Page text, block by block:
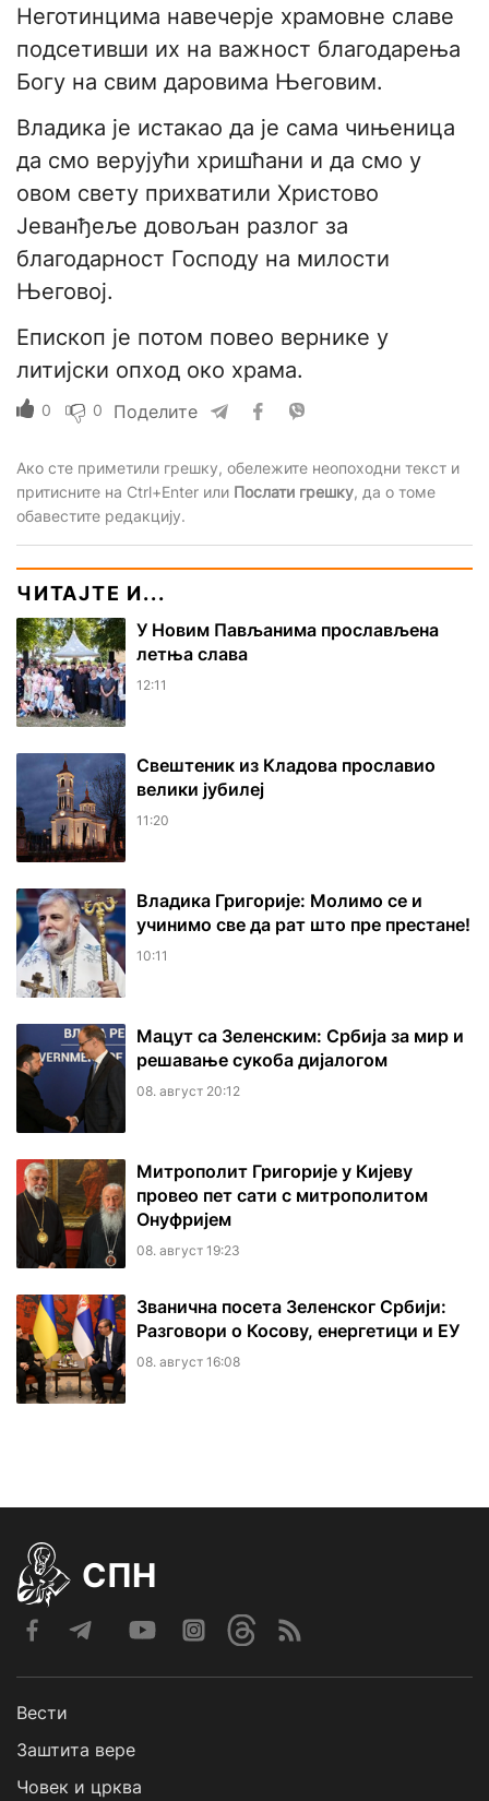
Неготинцима навечерје храмовне славе
подсетивши их на важност благодарења
Богу на свим даровима Његовим.
Владика је истакао да је сама чињеница
да смо верујући хришћани и да смо у
овом свету прихватили Христово
Јеванђеље довољан разлог за
благодарност Господу на милости
Његовој.
Епископ је потом повео вернике у
литијски опход око храма.
0 0 Поделите
Ако сте приметили грешку, обележите неопоходни текст и
притисните на Ctrl+Enter или Послати грешку, да о томе
обавестите редакцију.
ЧИТАЈТЕ И...
У Новим Пављанима прослављена
летња слава
12:11
Свештеник из Кладова прославио
велики јубилеј
11:20
Владика Григорије: Молимо се и
учинимо све да рат што пре престане!
10:11
Мацут са Зеленским: Србија за мир и
решавање сукоба дијалогом
08. август 20:12
Митрополит Григорије у Кијеву
провео пет сати с митрополитом
Онуфријем
08. август 19:23
Званична посета Зеленског Србији:
Разговори о Косову, енергетици и ЕУ
08. август 16:08
СПН
Вести
Заштита вере
Човек и црква